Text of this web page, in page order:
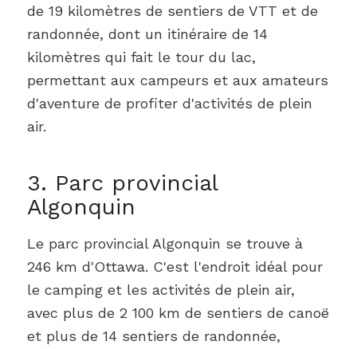
de 19 kilomètres de sentiers de VTT et de
randonnée, dont un itinéraire de 14
kilomètres qui fait le tour du lac,
permettant aux campeurs et aux amateurs
d'aventure de profiter d'activités de plein
air.
3. Parc provincial
Algonquin
Le parc provincial Algonquin se trouve à
246 km d'Ottawa. C'est l'endroit idéal pour
le camping et les activités de plein air,
avec plus de 2 100 km de sentiers de canoë
et plus de 14 sentiers de randonnée,